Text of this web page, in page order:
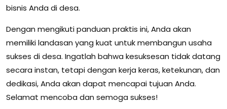
bisnis Anda di desa.
Dengan mengikuti panduan praktis ini, Anda akan
memiliki landasan yang kuat untuk membangun usaha
sukses di desa. Ingatlah bahwa kesuksesan tidak datang
secara instan, tetapi dengan kerja keras, ketekunan, dan
dedikasi, Anda akan dapat mencapai tujuan Anda.
Selamat mencoba dan semoga sukses!